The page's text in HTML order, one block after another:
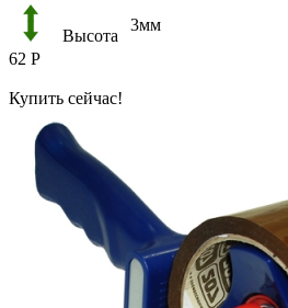
Высота
3мм
62 Р
Купить сейчас!